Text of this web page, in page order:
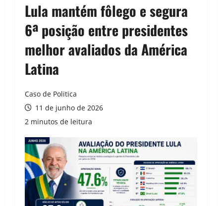
Lula mantém fôlego e segura
6ª posição entre presidentes
melhor avaliados da América
Latina
Caso de Politica
11 de junho de 2026
2 minutos de leitura